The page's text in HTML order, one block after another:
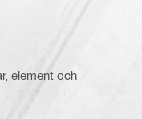
element och